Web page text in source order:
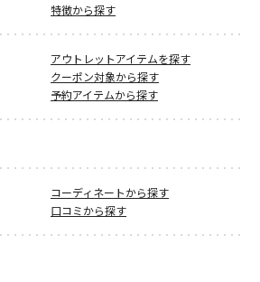
特徴から探す
アウトレットアイテムを探す
クーポン対象から探す
予約アイテムから探す
コーディネートから探す
口コミから探す